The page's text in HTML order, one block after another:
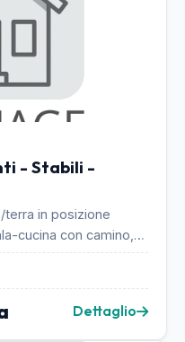
- Stabili -
terra in posizione
cucina con camino,
e singola, con ...
Dettaglio